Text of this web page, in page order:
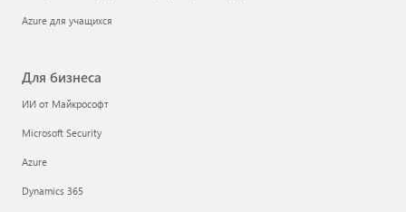
Azure для учащихся
Для бизнеса
ИИ от Майкрософт
Microsoft Security
Azure
Dynamics 365